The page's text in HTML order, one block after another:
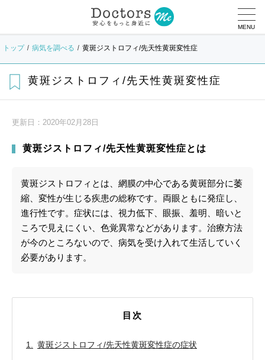
MENU
トップ 病気を調べる 黄斑ジストロフィ/先天性黄斑変性症
黄斑ジストロフィ/先天性黄斑変性症
更新日： 2020年02月28日
黄斑ジストロフィ/先天性黄斑変性症とは
黄斑ジストロフィとは、網膜の中心である黄斑部分に萎
縮、変性が生じる疾患の総称です。両眼ともに発症し、
進行性です。症状には、視力低下、眼振、羞明、暗いと
ころで見えにくい、色覚異常などがあります。治療方法
が今のところないので、病気を受け入れて生活していく
必要があります。
目次
黄斑ジストロフィ/先天性黄斑変性症の症状